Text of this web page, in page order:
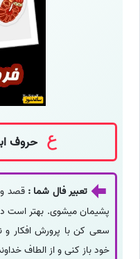
حروف
تعبیر فال شما :قصد
پشیمان میشوی. بهتر است
سعی کن با پرورش افکار
خود باز کنی و از الطاف